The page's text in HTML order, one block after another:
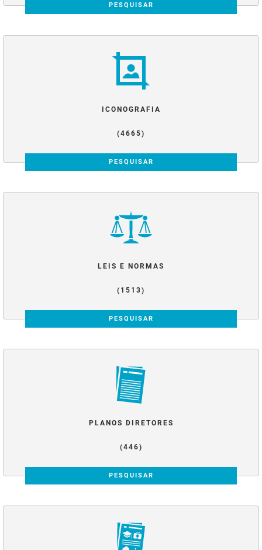
PESQUISAR
ICONOGRAFIA
(4665)
PESQUISAR
LEIS E NORMAS
(1513)
PESQUISAR
PLANOS DIRETORES
(446)
PESQUISAR